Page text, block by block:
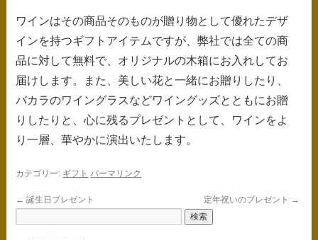
ワインはその商品そのものが贈り物として優れたデザ
インを持つギフトアイテムですが、弊社では全ての商
品に対して無料で、オリジナルの木箱にお入れしてお
届けします。また、美しい花と一緒にお贈りしたり、
バカラのワイングラスなどワイングッズとともにお贈
りしたりと、心に残るプレゼントとして、ワインをよ
り一層、華やかに演出いたします。
カテゴリー: ギフト パーマリンク
← 誕生日プレゼント 定年祝いのプレゼント →